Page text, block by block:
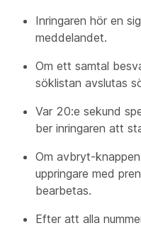
Inringaren hör en
meddelandet.
Om ett samtal
söklistan avslutas
Var 20:e sekund
ber inringaren att
Om avbryt-
uppringare med
bearbetas.
Efter att alla